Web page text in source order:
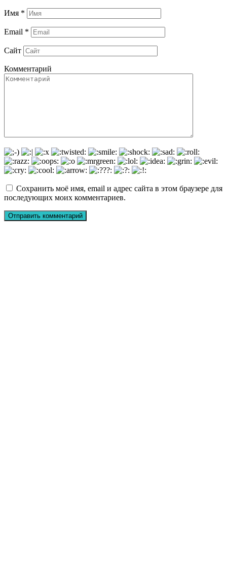
Имя *
Email *
Сайт
Комментарий
Сохранить моё имя, email и адрес сайта в этом браузере для
последующих моих комментариев.